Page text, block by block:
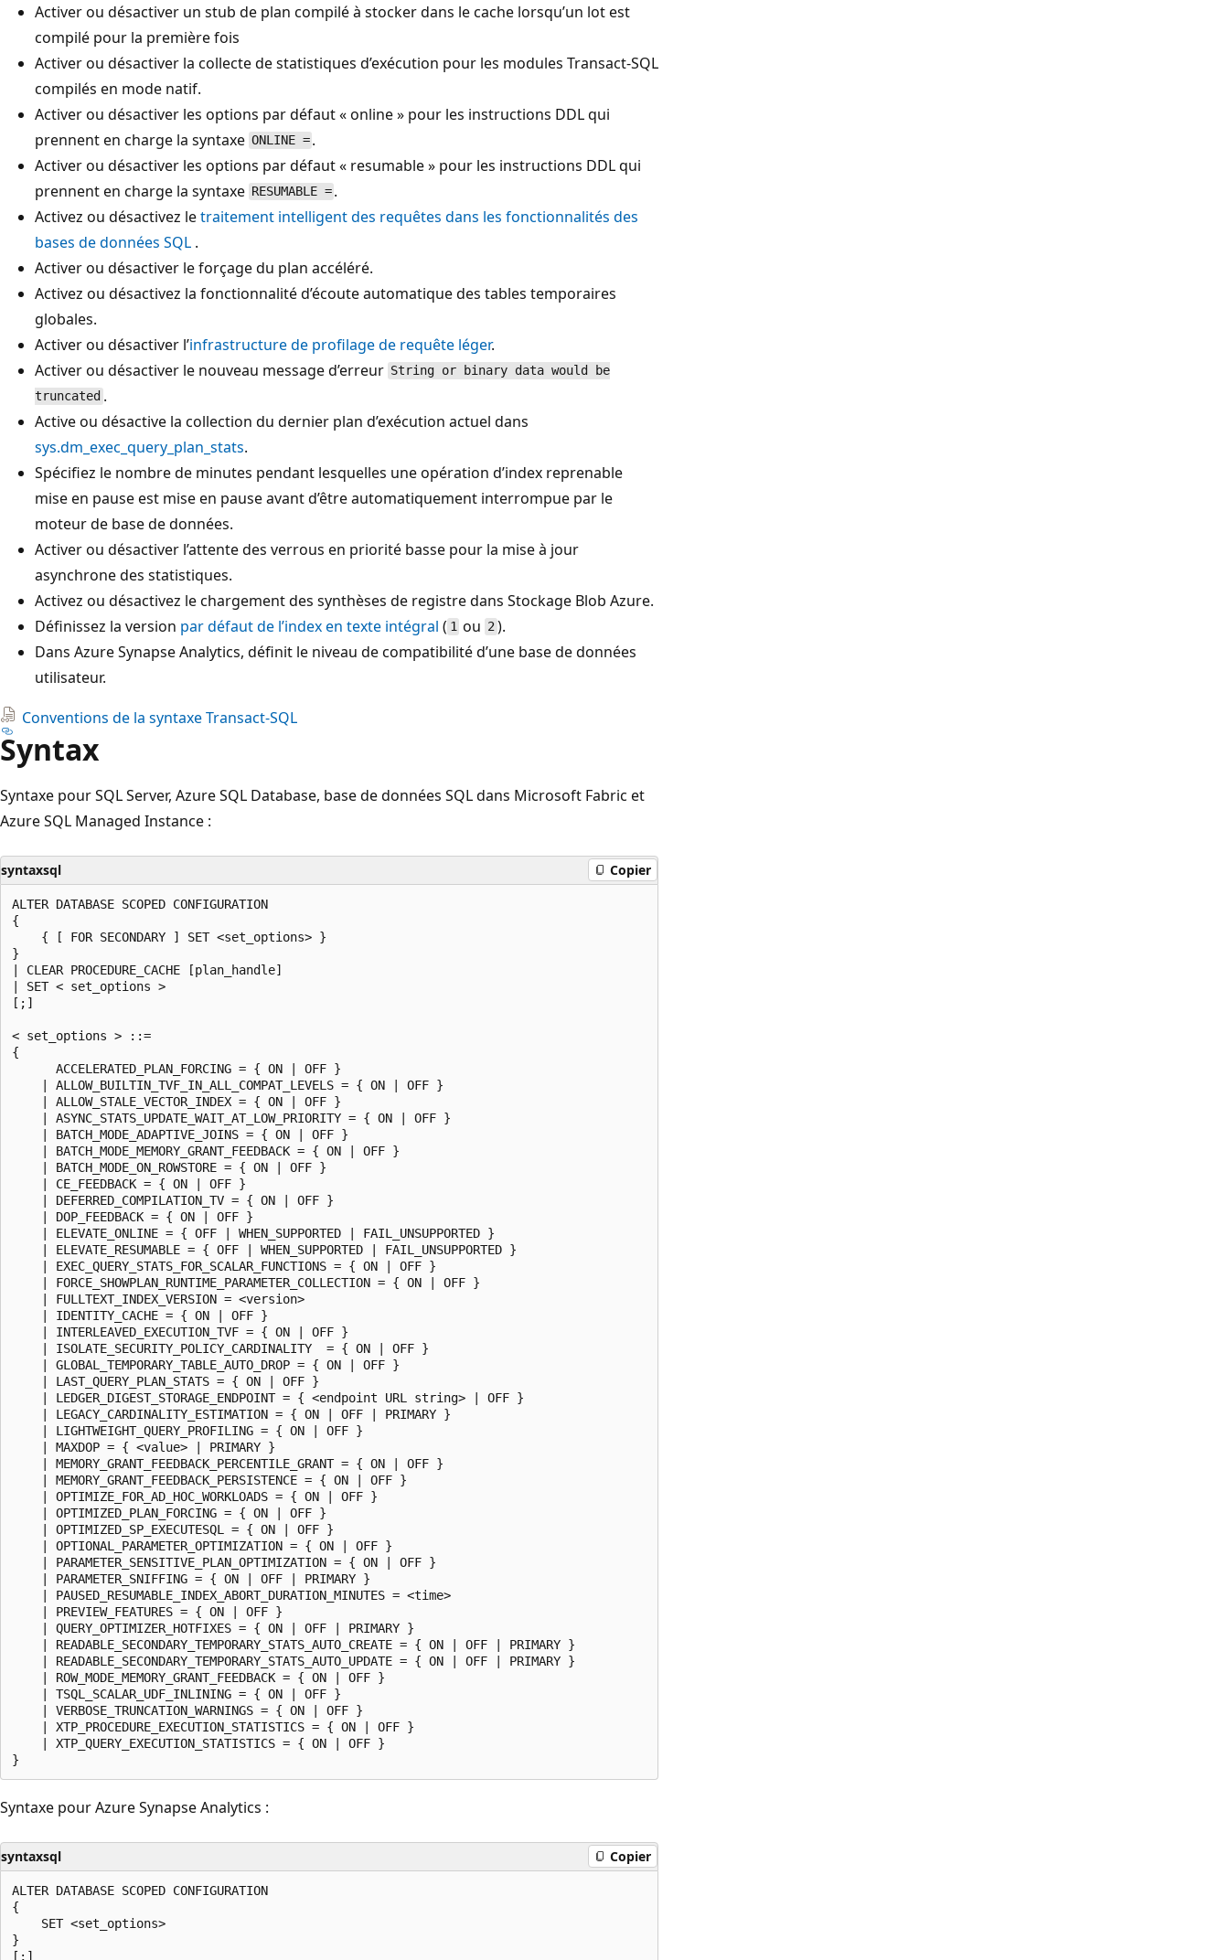
Activer ou désactiver un stub de plan compilé à stocker dans le cache lorsqu’un lot est
compilé pour la première fois
Activer ou désactiver la collecte de statistiques d’exécution pour les modules Transact-SQL
compilés en mode natif.
Activer ou désactiver les options par défaut « online » pour les instructions DDL qui
prennent en charge la syntaxe ONLINE = .
Activer ou désactiver les options par défaut « resumable » pour les instructions DDL qui
prennent en charge la syntaxe RESUMABLE = .
Activez ou désactivez letraitement intelligent des requêtes dans les fonctionnalités des
bases de données SQL .
Activer ou désactiver le forçage du plan accéléré.
Activez ou désactivez la fonctionnalité d’écoute automatique des tables temporaires
globales.
Activer ou désactiver l’infrastructure de profilage de requête léger.
Activer ou désactiver le nouveau message d’erreur String or binary data would be
truncated .
Active ou désactive la collection du dernier plan d’exécution actuel dans
sys.dm_exec_query_plan_stats.
Spécifiez le nombre de minutes pendant lesquelles une opération d’index reprenable
mise en pause est mise en pause avant d’être automatiquement interrompue par le
moteur de base de données.
Activer ou désactiver l’attente des verrous en priorité basse pour la mise à jour
asynchrone des statistiques.
Activez ou désactivez le chargement des synthèses de registre dans Stockage Blob Azure.
Définissez la version par défaut de l’index en texte intégral ( 1 ou 2).
Dans Azure Synapse Analytics, définit le niveau de compatibilité d’une base de données
utilisateur.
Conventions de la syntaxe Transact-SQL
Syntax
Syntaxe pour SQL Server, Azure SQL Database, base de données SQL dans Microsoft Fabric et
Azure SQL Managed Instance :
syntaxsql Copier
ALTER DATABASE SCOPED CONFIGURATION
{
    { [ FOR SECONDARY ] SET <set_options> }
}
| CLEAR PROCEDURE_CACHE [plan_handle]
| SET < set_options >
[;]
< set_options > ::=
{
      ACCELERATED_PLAN_FORCING = { ON | OFF }
    | ALLOW_BUILTIN_TVF_IN_ALL_COMPAT_LEVELS = { ON | OFF }
    | ALLOW_STALE_VECTOR_INDEX = { ON | OFF }
    | ASYNC_STATS_UPDATE_WAIT_AT_LOW_PRIORITY = { ON | OFF }
    | BATCH_MODE_ADAPTIVE_JOINS = { ON | OFF }
    | BATCH_MODE_MEMORY_GRANT_FEEDBACK = { ON | OFF }
    | BATCH_MODE_ON_ROWSTORE = { ON | OFF }
    | CE_FEEDBACK = { ON | OFF }
    | DEFERRED_COMPILATION_TV = { ON | OFF }
    | DOP_FEEDBACK = { ON | OFF }
    | ELEVATE_ONLINE = { OFF | WHEN_SUPPORTED | FAIL_UNSUPPORTED }
    | ELEVATE_RESUMABLE = { OFF | WHEN_SUPPORTED | FAIL_UNSUPPORTED }
    | EXEC_QUERY_STATS_FOR_SCALAR_FUNCTIONS = { ON | OFF }
    | FORCE_SHOWPLAN_RUNTIME_PARAMETER_COLLECTION = { ON | OFF }
    | FULLTEXT_INDEX_VERSION = <version>
    | IDENTITY_CACHE = { ON | OFF }
    | INTERLEAVED_EXECUTION_TVF = { ON | OFF }
    | ISOLATE_SECURITY_POLICY_CARDINALITY  = { ON | OFF }
    | GLOBAL_TEMPORARY_TABLE_AUTO_DROP = { ON | OFF }
    | LAST_QUERY_PLAN_STATS = { ON | OFF }
    | LEDGER_DIGEST_STORAGE_ENDPOINT = { <endpoint URL string> | OFF }
    | LEGACY_CARDINALITY_ESTIMATION = { ON | OFF | PRIMARY }
    | LIGHTWEIGHT_QUERY_PROFILING = { ON | OFF }
    | MAXDOP = { <value> | PRIMARY }
    | MEMORY_GRANT_FEEDBACK_PERCENTILE_GRANT = { ON | OFF }
    | MEMORY_GRANT_FEEDBACK_PERSISTENCE = { ON | OFF }
    | OPTIMIZE_FOR_AD_HOC_WORKLOADS = { ON | OFF }
    | OPTIMIZED_PLAN_FORCING = { ON | OFF }
    | OPTIMIZED_SP_EXECUTESQL = { ON | OFF }
    | OPTIONAL_PARAMETER_OPTIMIZATION = { ON | OFF }
    | PARAMETER_SENSITIVE_PLAN_OPTIMIZATION = { ON | OFF }
    | PARAMETER_SNIFFING = { ON | OFF | PRIMARY }
    | PAUSED_RESUMABLE_INDEX_ABORT_DURATION_MINUTES = <time>
    | PREVIEW_FEATURES = { ON | OFF }
    | QUERY_OPTIMIZER_HOTFIXES = { ON | OFF | PRIMARY }
    | READABLE_SECONDARY_TEMPORARY_STATS_AUTO_CREATE = { ON | OFF | PRIMARY }
    | READABLE_SECONDARY_TEMPORARY_STATS_AUTO_UPDATE = { ON | OFF | PRIMARY }
    | ROW_MODE_MEMORY_GRANT_FEEDBACK = { ON | OFF }
    | TSQL_SCALAR_UDF_INLINING = { ON | OFF }
    | VERBOSE_TRUNCATION_WARNINGS = { ON | OFF }
    | XTP_PROCEDURE_EXECUTION_STATISTICS = { ON | OFF }
    | XTP_QUERY_EXECUTION_STATISTICS = { ON | OFF }
Syntaxe pour Azure Synapse Analytics :
syntaxsql Copier
ALTER DATABASE SCOPED CONFIGURATION
{
    SET <set_options>
}
[;]